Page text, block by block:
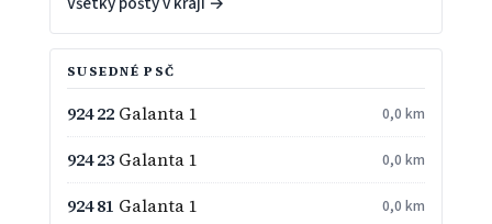
SUSEDNÉ PSČ
924 22Galanta 1 0,0 km
924 23Galanta 1 0,0 km
924 81 Galanta 1 0,0 km